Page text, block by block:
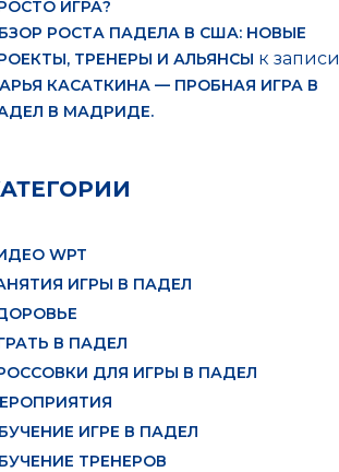
ИГРА?
РОСТА ПАДЕЛА В США: НОВЫЕ
ТРЕНЕРЫ И АЛЬЯНСЫ к записи
КАСАТКИНА — ПРОБНАЯ ИГРА В
В МАДРИДЕ.
WPT
ИГРЫ В ПАДЕЛ
В ПАДЕЛ
ДЛЯ ИГРЫ В ПАДЕЛ
ИГРЕ В ПАДЕЛ
ТРЕНЕРОВ